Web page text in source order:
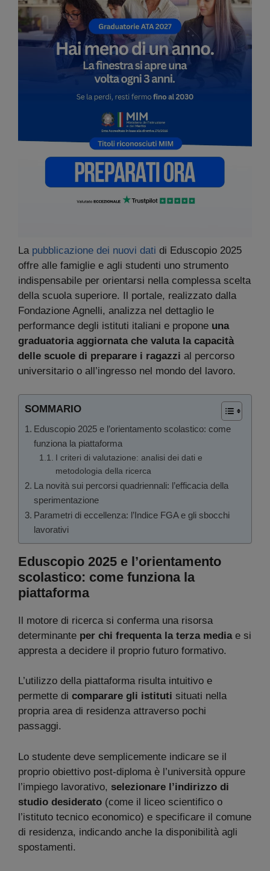
La pubblicazione dei nuovi dati di Eduscopio 2025
offre alle famiglie e agli studenti uno strumento
indispensabile per orientarsi nella complessa scelta
della scuola superiore. Il portale, realizzato dalla
Fondazione Agnelli, analizza nel dettaglio le
performance degli istituti italiani e propone una
graduatoria aggiornata che valuta la capacità
delle scuole di preparare i ragazzi al percorso
universitario o all’ingresso nel mondo del lavoro.
SOMMARIO
Eduscopio 2025 e l’orientamento scolastico: come
funziona la piattaforma
I criteri di valutazione: analisi dei dati e
metodologia della ricerca
La novità sui percorsi quadriennali: l’efficacia della
sperimentazione
Parametri di eccellenza: l’Indice FGA e gli sbocchi
lavorativi
Eduscopio 2025 e l’orientamento
scolastico: come funziona la
piattaforma
Il motore di ricerca si conferma una risorsa
determinante per chi frequenta la terza mediae si
appresta a decidere il proprio futuro formativo.
L’utilizzo della piattaforma risulta intuitivo e
permette di comparare gli istituti situati nella
propria area di residenza attraverso pochi
passaggi.
Lo studente deve semplicemente indicare se il
proprio obiettivo post-diploma è l’università oppure
l’impiego lavorativo, selezionare l’indirizzo di
studio desiderato (come il liceo scientifico o
l’istituto tecnico economico) e specificare il comune
di residenza, indicando anche la disponibilità agli
spostamenti.